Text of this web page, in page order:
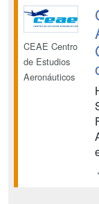
CEAE Centro
de Estudios
Aeronáuticos